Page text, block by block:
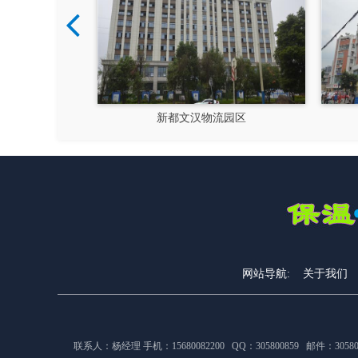
新都文汉物流园区
网站导航: 关于我们
联系人：杨经理 手机：15680082200 QQ：305800859 邮件：